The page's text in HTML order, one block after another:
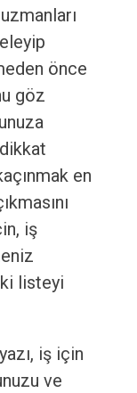
önce
göz
en
iş
listeyi
iş için
ve